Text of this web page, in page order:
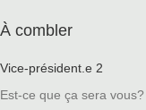
À combler
Vice-président.e 2
Est-ce que ça sera vous?